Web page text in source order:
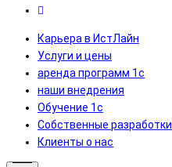
Карьера в ИстЛайн
Услуги и цены
аренда программ 1с
наши внедрения
Обучение 1с
Собственные разработки
Клиенты о нас